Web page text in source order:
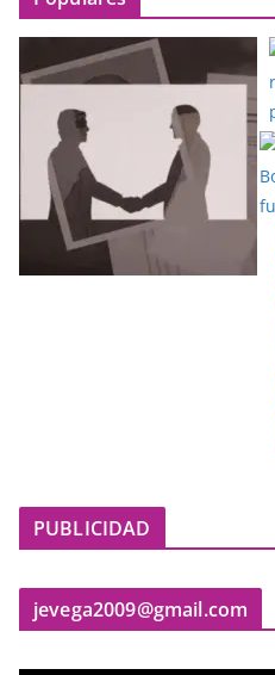
PUBLICIDAD
jevega2009@gmail.com